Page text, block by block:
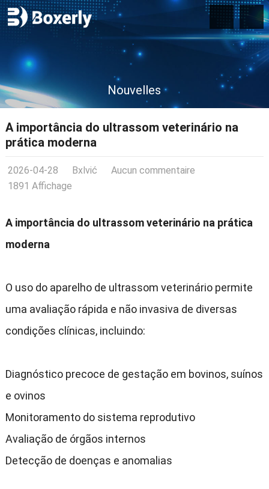
Nouvelles
A importância do ultrassom veterinário na
prática moderna
2026-04-28 Bxlvić
Aucun commentaire
1891 Affichage
A importância do ultrassom veterinário na prática
moderna
O uso do aparelho de ultrassom veterinário permite
uma avaliação rápida e não invasiva de diversas
condições clínicas, incluindo:
Diagnóstico precoce de gestação em bovinos, suínos
e ovinos
Monitoramento do sistema reprodutivo
Avaliação de órgãos internos
Detecção de doenças e anomalias